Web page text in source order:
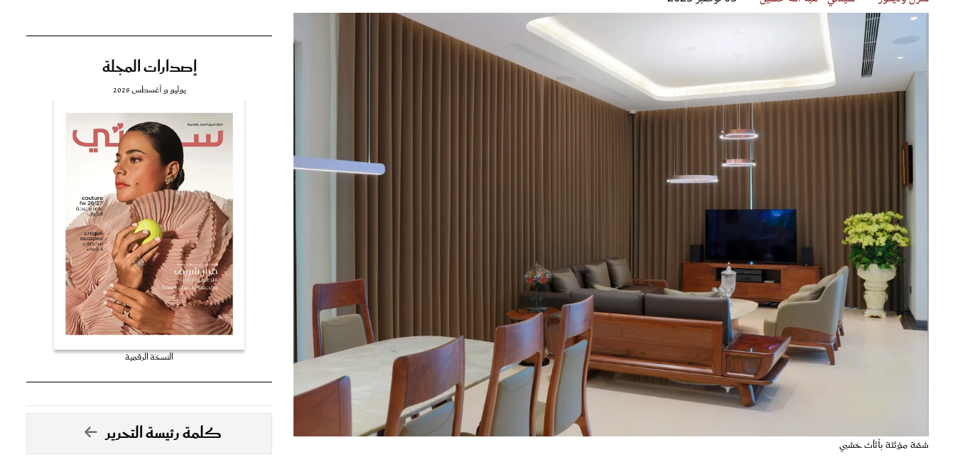
شقة مؤثثة بأثاث خشبي
إصدارات المجلة
يوليو و أغسطس 2026
النسخة الرقمية
كلمة رئيسة التحرير
قصص ملهمة
شباب وبنات
علاقات زوجية
عروس سيدتي
تطبيقات سيدتي
دليل السفر
آخر الأخبار